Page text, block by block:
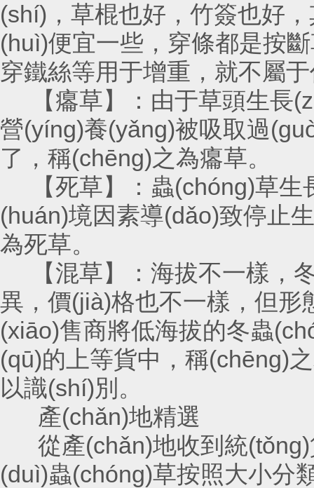
(shí)，草棍也好，竹簽也好，
(huì)便宜一些，穿條都是按斷
穿鐵絲等用于增重，就不屬于
【癟草】：由于草頭生長
營(yíng)養(yǎng)被吸取過
了，稱(chēng)之為癟草。
【死草】：蟲(chóng)草生
(huán)境因素導(dǎo)致停止生
為死草。
【混草】：海拔不一樣，
異，價(jià)格也不一樣
(xiāo)售商將低海拔的冬蟲
(qū)的上等貨中，稱
以識(shí)別。
產(chǎn)地精選
從產(chǎn)地收到統(tǒng)
(duì)蟲(chóng)草按照大小分